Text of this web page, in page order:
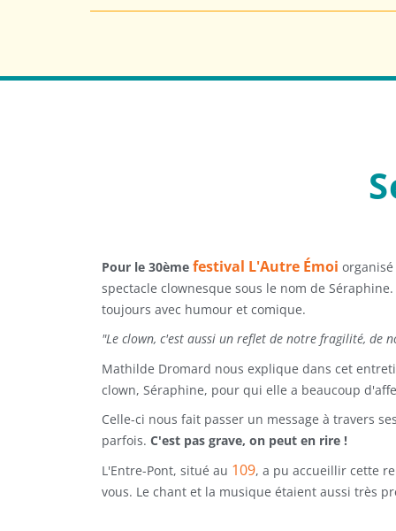
Pour le 30ème festival L'Autre Émoi
spectacle clownesque sous le nom de
toujours avec humour et comique.
"Le clown, c'est aussi un reflet de notre fragilité, de
Mathilde Dromard nous explique dans cet
clown, Séraphine, pour qui elle a beaucoup
Celle-ci nous fait passer un message à travers
parfois. C'est pas grave, on peut en rire !
L'Entre-Pont, situé au 109, a pu accueillir cette
vous. Le chant et la musique étaient aussi très